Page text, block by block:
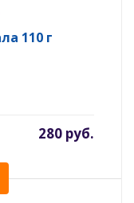
110 г
280 руб.